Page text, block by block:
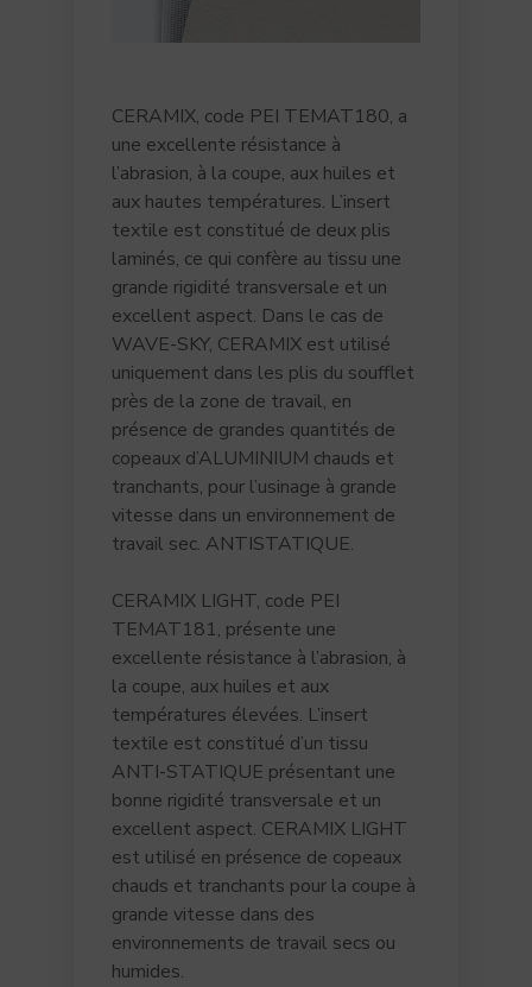
CERAMIX, code PEI TEMAT180, a
une excellente résistance à
l’abrasion, à la coupe, aux huiles et
aux hautes températures. L’insert
textile est constitué de deux plis
laminés, ce qui confère au tissu une
grande rigidité transversale et un
excellent aspect. Dans le cas de
WAVE-SKY, CERAMIX est utilisé
uniquement dans les plis du soufflet
près de la zone de travail, en
présence de grandes quantités de
copeaux d’ALUMINIUM chauds et
tranchants, pour l’usinage à grande
vitesse dans un environnement de
travail sec. ANTISTATIQUE.
CERAMIX LIGHT, code PEI
TEMAT181, présente une
excellente résistance à l’abrasion, à
la coupe, aux huiles et aux
températures élevées. L’insert
textile est constitué d’un tissu
ANTI-STATIQUE présentant une
bonne rigidité transversale et un
excellent aspect. CERAMIX LIGHT
est utilisé en présence de copeaux
chauds et tranchants pour la coupe à
grande vitesse dans des
environnements de travail secs ou
humides.